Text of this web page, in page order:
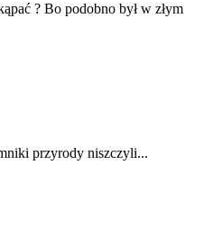
? Bo podobno był w złym
przyrody niszczyli...